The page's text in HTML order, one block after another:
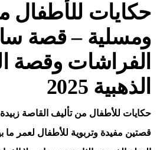
حكايات للأطفال
ومسلية – قصة
الفراشات وقصة
الذهبية 2025
حكايات للأطفال من تأليف القاصة